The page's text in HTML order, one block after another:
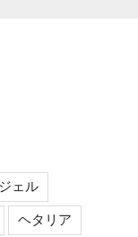
ェル
ヘタリア